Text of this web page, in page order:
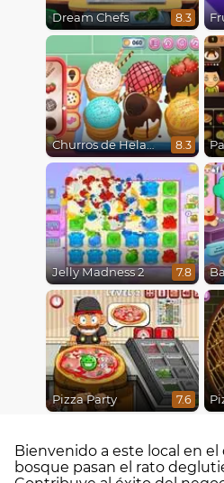
Dream Chefs 8.3
Churros de Helado 8.3
Jelly Madness 2 7.8
Pizza Party 7.6
Bienvenido a este local en el
bosque pasan el rato